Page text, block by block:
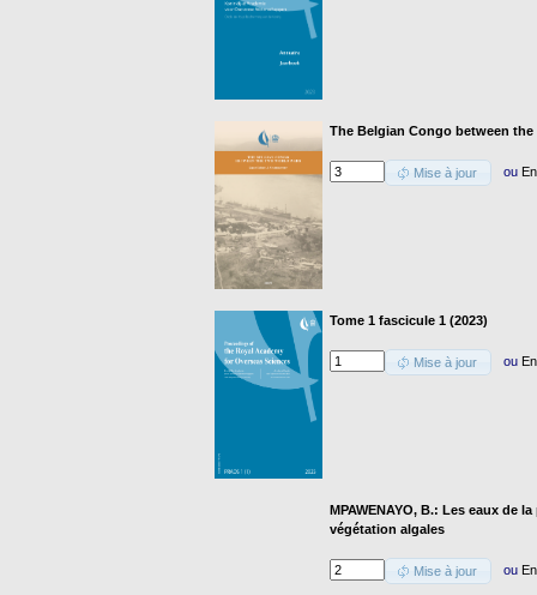
The Belgian Congo between the
Mise à jour ou
Tome 1 fascicule 1 (2023)
Mise à jour ou
MPAWENAYO, B.: Les eaux de
végétation algales
Mise à jour ou